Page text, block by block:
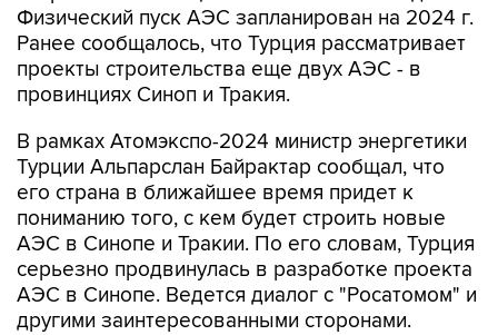
Физический пуск АЭС запланирован на 2024 г.
Ранее сообщалось, что Турция рассматривает
проекты строительства еще двух АЭС - в
провинциях Синоп и Тракия.
В рамках Атомэкспо-2024 министр энергетики
Турции Альпарслан Байрактар сообщал, что
его страна в ближайшее время придет к
пониманию того, с кем будет строить новые
АЭС в Синопе и Тракии. По его словам, Турция
серьезно продвинулась в разработке проекта
АЭС в Синопе. Ведется диалог с "Росатомом" и
другими заинтересованными сторонами.